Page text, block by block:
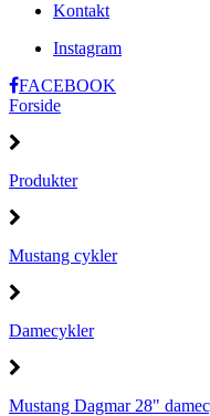
Kontakt
Instagram
FACEBOOK
Forside
Produkter
Mustang cykler
Damecykler
Mustang Dagmar 28"